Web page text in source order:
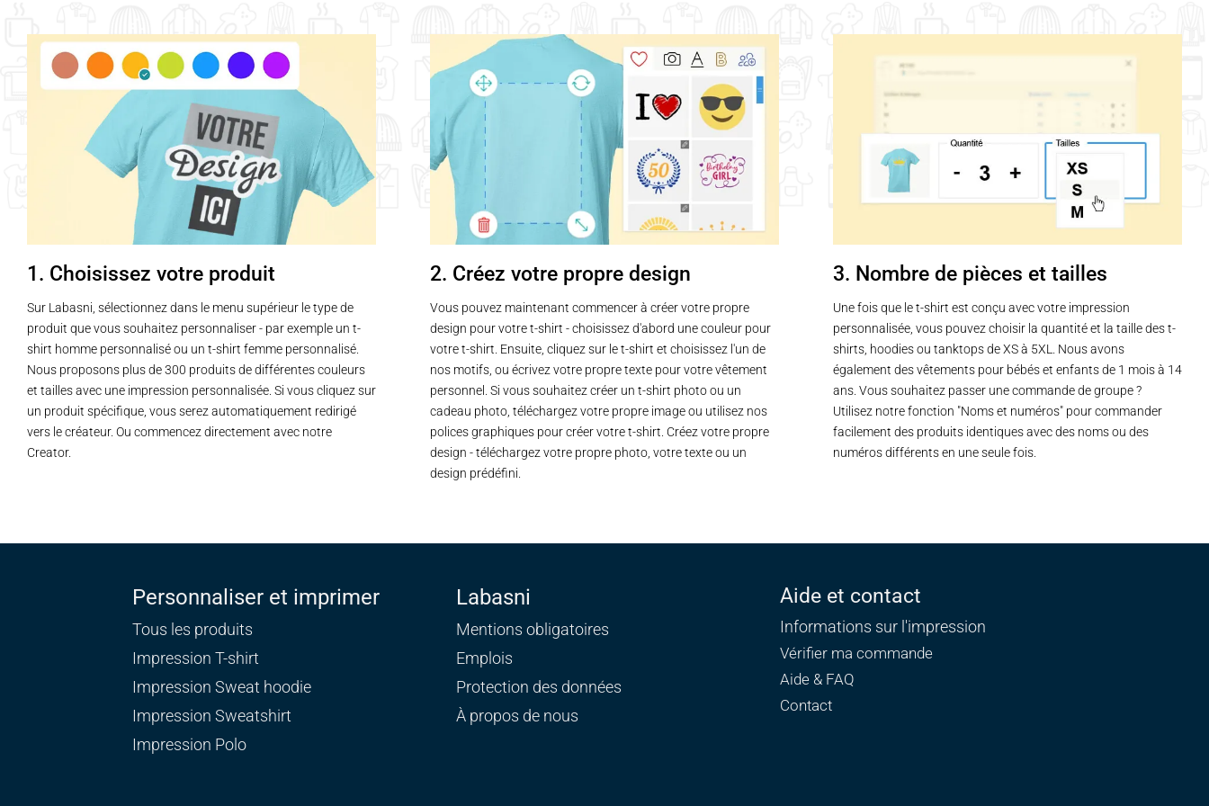
plusieurs
variations.
Les
options
peuvent
être
choisies
du
produit
plusieurs
variations.
Les
options
peuvent
être
choisies
sur
la
du
produit
plusieurs
variations.
Les
options
être
choisies
la
produit
peuvent
choisies
sur
du
produit
plusieurs
variations.
produit
1. Choisissez votre produit
Sur Labasni, sélectionnez dans le menu supérieur le type de
produit que vous souhaitez personnaliser - par exemple un t-
shirt homme personnalisé ou un t-shirt femme personnalisé.
Nous proposons plus de 300 produits de différentes couleurs
et tailles avec une impression personnalisée. Si vous cliquez sur
un produit spécifique, vous serez automatiquement redirigé
vers le créateur. Ou commencez directement avec notre
Creator.
2. Créez votre propre design
Vous pouvez maintenant commencer à créer votre propre
design pour votre t-shirt - choisissez d'abord une couleur pour
votre t-shirt. Ensuite, cliquez sur le t-shirt et choisissez l'un de
nos motifs, ou écrivez votre propre texte pour votre vêtement
personnel. Si vous souhaitez créer un t-shirt photo ou un
cadeau photo, téléchargez votre propre image ou utilisez nos
polices graphiques pour créer votre t-shirt. Créez votre propre
design - téléchargez votre propre photo, votre texte ou un
design prédéfini.
3. Nombre de pièces et tailles
Une fois que le t-shirt est conçu avec votre impression
personnalisée, vous pouvez choisir la quantité et la taille des t-
shirts, hoodies ou tanktops de XS à 5XL. Nous avons
également des vêtements pour bébés et enfants de 1 mois à 14
ans. Vous souhaitez passer une commande de groupe ?
Utilisez notre fonction "Noms et numéros" pour commander
facilement des produits identiques avec des noms ou des
numéros différents en une seule fois.
Personnaliser et imprimer
Tous les produits
Impression T-shirt
Impression Sweat hoodie
Impression Sweatshirt
Impression Polo
Labasni
Mentions obligatoires
Emplois
Protection des données
À propos de nous
Aide et contact
Informations sur l'impression
Vérifier ma commande
Aide & FAQ
Contact